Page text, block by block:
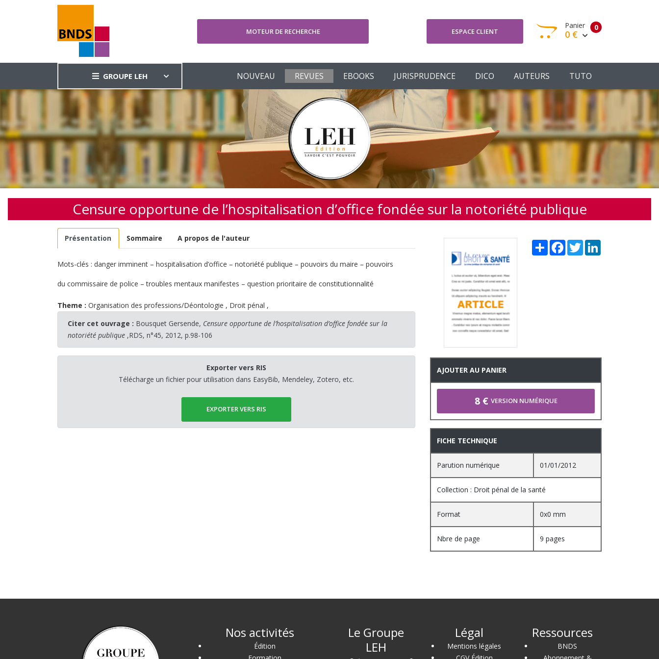
MOTEUR DE RECHERCHE ESPACE CLIENT 0
Panier
0 €
Votre panier est vide
Votre Panier Commander
GROUPE LEH NOUVEAU REVUES EBOOKS JURISPRUDENCE DICO AUTEURS TUTO
Censure opportune de l’hospitalisation d’office fondée sur la notoriété publique
Présentation Sommaire A propos de l'auteur
Mots-clés : danger imminent – hospitalisation d’office – notoriété publique – pouvoirs du maire – pouvoirs
du commissaire de police – troubles mentaux manifestes – question prioritaire de constitutionnalité
Theme : Organisation des professions/Déontologie , Droit pénal ,
Citer cet ouvrage : Bousquet Gersende, Censure opportune de l’hospitalisation d’office fondée sur la
notoriété publique ,RDS, n°45, 2012, p.98-106
Exporter vers RIS
Télécharge un fichier pour utilisation dans EasyBib, Mendeley, Zotero, etc.
EXPORTER VERS RIS
Share FacebookTwitter
AJOUTER AU PANIER
8 € VERSION NUMÉRIQUE
FICHE TECHNIQUE
Parution numérique 01/01/2012
Collection : Droit pénal de la santé
Format 0x0 mm
Nbre de page 9 pages
Nos activités
Édition
Le Groupe
LEH
Légal
Mentions légales
Ressources
BNDS